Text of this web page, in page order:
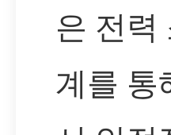
은 전력
계를 통